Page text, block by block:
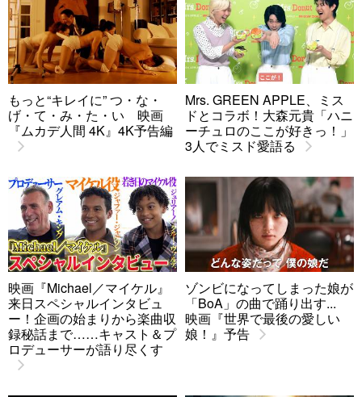
もっと“キレイに” つ・な・
げ・て・み・た・い 映画
『ムカデ人間 4K』4K予告編
Mrs. GREEN APPLE、ミス
ドとコラボ！大森元貴「ハニ
ーチュロのここが好きっ！」
3人でミスド愛語る
映画『Michael／マイケル』
来日スペシャルインタビュ
ー！企画の始まりから楽曲収
録秘話まで……キャスト＆プ
ロデューサーが語り尽くす
ゾンビになってしまった娘が
「BoA」の曲で踊り出す...
映画『世界で最後の愛しい
娘！』予告